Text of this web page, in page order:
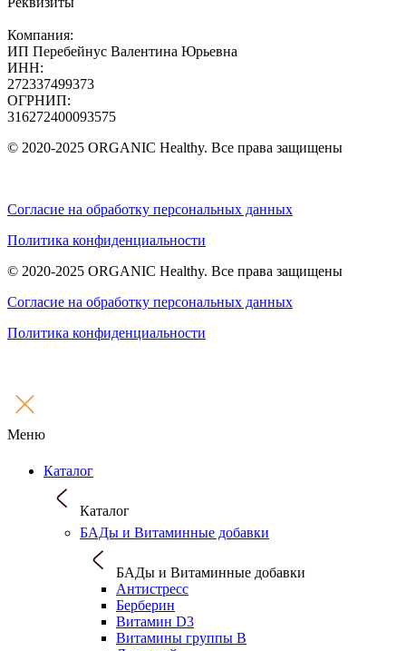
Компания:
ИП Перебейнус Валентина Юрьевна
ИНН:
272337499373
ОГРНИП:
316272400093575
© 2020-2025 ORGANIC Healthy. Все права защищены
Согласие на обработку персональных данных
Политика конфиденциальности
© 2020-2025 ORGANIC Healthy. Все права защищены
Согласие на обработку персональных данных
Политика конфиденциальности
Меню
Каталог
Каталог
БАДы и Витаминные добавки
БАДы и Витаминные добавки
Антистресс
Берберин
Витамин D3
Витамины группы B